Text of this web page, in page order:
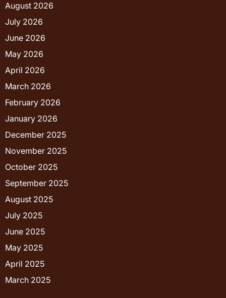
August 2026
July 2026
June 2026
May 2026
April 2026
March 2026
February 2026
January 2026
December 2025
November 2025
October 2025
September 2025
August 2025
July 2025
June 2025
May 2025
April 2025
March 2025